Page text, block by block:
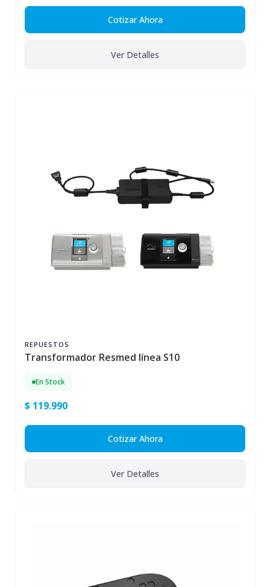
Cotizar Ahora
Ver Detalles
REPUESTOS
Transformador Resmed línea S10
En Stock
$ 119.990
Cotizar Ahora
Ver Detalles